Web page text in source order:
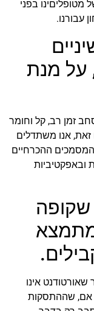
בפני
עבורנו.
על מנת
זמן רב, קל וחומר
זאת, אנו משתדלים
ההכרחיים
ובאפקטיביות
אינו
אם, שההתסקות